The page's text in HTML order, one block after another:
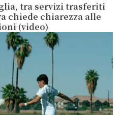
tra servizi trasferiti
chiede chiarezza alle
(video)